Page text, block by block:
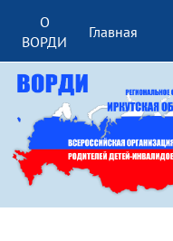
О
ВОРДИ
Главная